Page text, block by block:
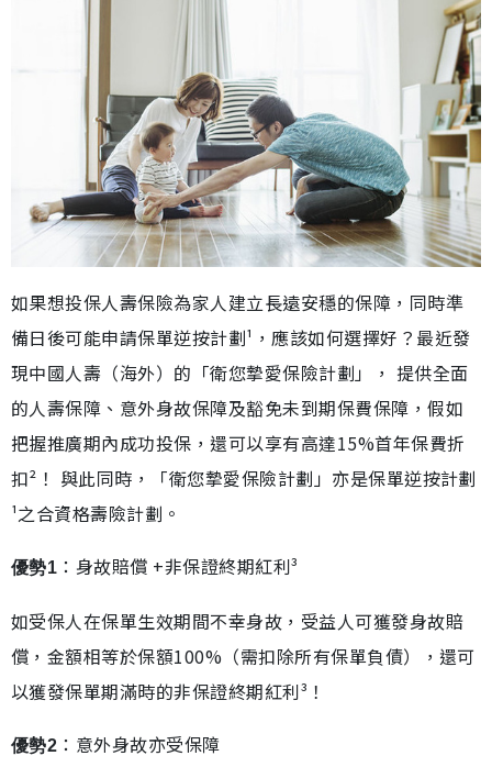
如果想投保人壽保險為家人建立長遠安穩的保障，同時準
備日後可能申請保單逆按計劃¹，應該如何選擇好？最近發
現中國人壽（海外）的「衛您摯愛保險計劃」， 提供全面
的人壽保障、意外身故保障及豁免未到期保費保障，假如
把握推廣期內成功投保，還可以享有高達15%首年保費折
扣²！ 與此同時，「衛您摯愛保險計劃」亦是保單逆按計劃
¹之合資格壽險計劃。
優勢1 ：身故賠償 +非保證終期紅利³
如受保人在保單生效期間不幸身故，受益人可獲發身故賠
償，金額相等於保額100%（需扣除所有保單負債），還可
以獲發保單期滿時的非保證終期紅利³！
優勢2 ：意外身故亦受保障